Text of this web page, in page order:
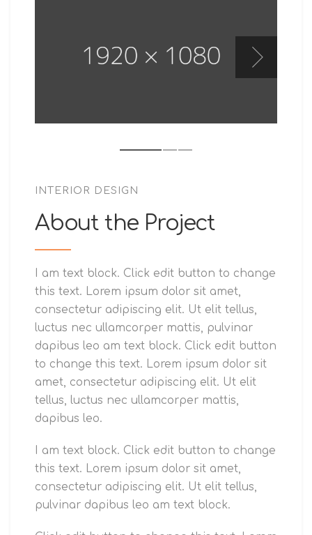
INTERIOR DESIGN
About the Project
I am text block. Click edit button to change
this text. Lorem ipsum dolor sit amet,
consectetur adipiscing elit. Ut elit tellus,
luctus nec ullamcorper mattis, pulvinar
dapibus leo am text block. Click edit button
to change this text. Lorem ipsum dolor sit
amet, consectetur adipiscing elit. Ut elit
tellus, luctus nec ullamcorper mattis,
dapibus leo.
I am text block. Click edit button to change
this text. Lorem ipsum dolor sit amet,
consectetur adipiscing elit. Ut elit tellus,
pulvinar dapibus leo am text block.